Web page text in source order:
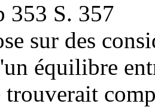
353 S. 357
sur des
équilibre
trouverait